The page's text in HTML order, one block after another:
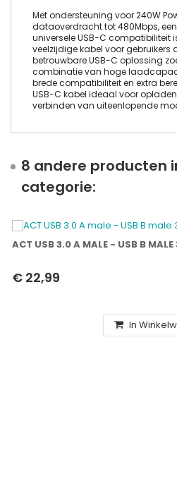
Met ondersteuning voor 240W
dataoverdracht tot 480Mbps,
universele USB-C compatibiliteit
veelzijdige kabel voor gebruikers
betrouwbare USB-C oplossing
combinatie van hoge
brede compatibiliteit en extra
USB-C kabel ideaal voor
verbinden van uiteenlopende
8 andere producten
categorie:
ACT USB 3.0 A MALE - USB B
€ 22,99
In